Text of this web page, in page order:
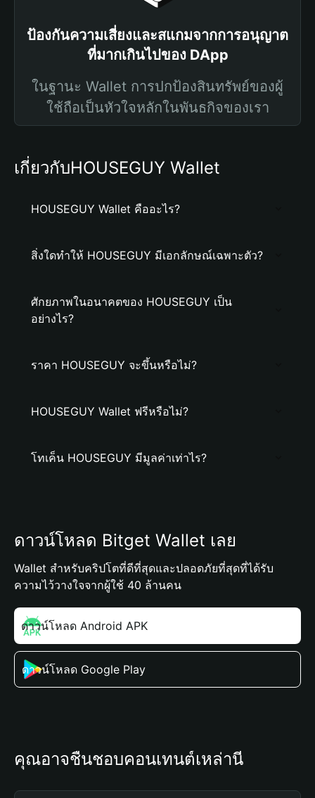
ป้องกันความเสี่ยงและสแกมจากการอนุญาต
ที่มากเกินไปของ DApp
ในฐานะ Wallet การปกป้องสินทรัพย์ของผู้
ใช้ถือเป็นหัวใจหลักในพันธกิจของเรา
เกี่ยวกับHOUSEGUY Wallet
HOUSEGUY Wallet คืออะไร?
สิ่งใดทำให้ HOUSEGUY มีเอกลักษณ์เฉพาะตัว?
ศักยภาพในอนาคตของ HOUSEGUY เป็น
อย่างไร?
ราคา HOUSEGUY จะขึ้นหรือไม่?
HOUSEGUY Wallet ฟรีหรือไม่?
โทเค็น HOUSEGUY มีมูลค่าเท่าไร?
ดาวน์โหลด Bitget Wallet เลย
Wallet สำหรับคริปโตที่ดีที่สุดและปลอดภัยที่สุดที่ได้รับ
ความไว้วางใจจากผู้ใช้ 40 ล้านคน
ดาวน์โหลด Android APK
ดาวน์โหลด Google Play
คุณอาจชื่นชอบคอนเทนต์เหล่านี้